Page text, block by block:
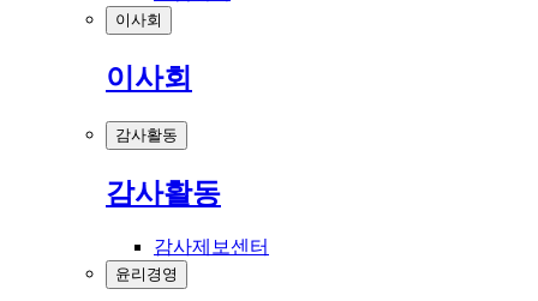
이사회
이사회
감사활동
감사활동
감사제보센터
윤리경영